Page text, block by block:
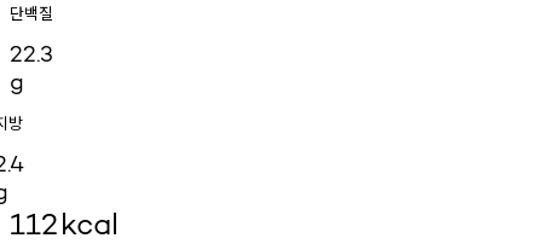
단백질
22.3
g
방
112kcal